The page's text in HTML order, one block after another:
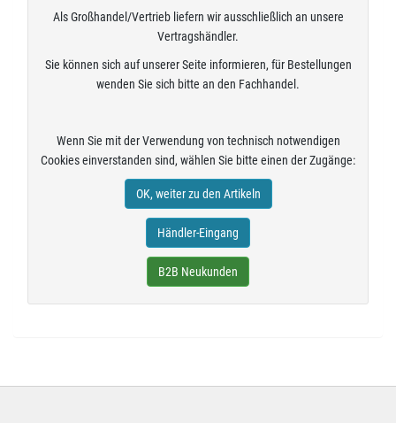
Als Großhandel/Vertrieb liefern wir ausschließlich an unsere
Vertragshändler.
Sie können sich auf unserer Seite informieren, für Bestellungen
wenden Sie sich bitte an den Fachhandel.
Wenn Sie mit der Verwendung von technisch notwendigen
Cookies einverstanden sind, wählen Sie bitte einen der Zugänge:
OK, weiter zu den Artikeln
Händler-Eingang
B2B Neukunden